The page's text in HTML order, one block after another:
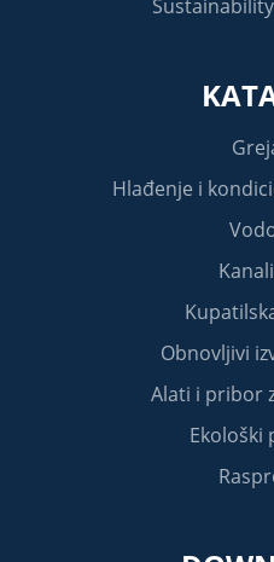
Hlađenje i
Obnovljivi
Alati i pribor
Ekološki